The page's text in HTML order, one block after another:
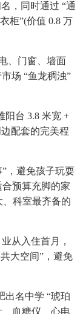
，同时通过 “通
柜”(价值 0.8 万
、门窗、墙面
场 “鱼龙稠浊”
台 3.8 米宽 +
配套的完美程
，避免孩子玩耍
预算充脚的家
、科室最齐备的
从入住首月，
大空间”，避免
名中学 “琥珀
、血糖仪、心电